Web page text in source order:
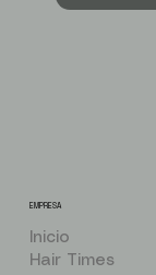
EMPRESA
Inicio
Hair Times